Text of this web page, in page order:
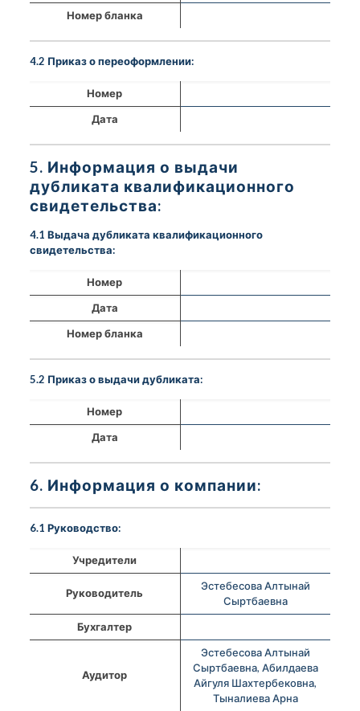
Номер бланка
4.2 Приказ о переоформлении:
Номер
Дата
5. Информация о выдачи
дубликата квалификационного
свидетельства:
4.1 Выдача дубликата квалификационного
свидетельства:
Номер
Дата
Номер бланка
5.2 Приказ о выдачи дубликата:
Номер
Дата
6. Информация о компании:
6.1 Руководство:
Учредители
Руководитель
Эстебесова Алтынай
Сыртбаевна
Бухгалтер
Аудитор
Эстебесова Алтынай
Сыртбаевна, Абилдаева
Айгуля Шахтербековна,
Тыналиева Арна